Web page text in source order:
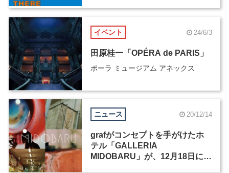
イベント 24/6/3
田原桂一「OPÉRA de PARIS」
ポーラ ミュージアム アネックス
ニュース 20/12/14
grafがコンセプトを手がけたホ
テル「GALLERIA
MIDOBARU」が、12月18日に別